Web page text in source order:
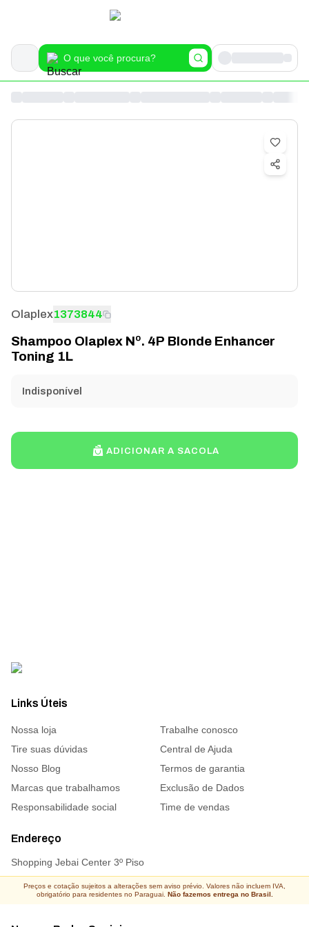
Olaplex1373844
Shampoo Olaplex Nº. 4P Blonde Enhancer
Toning 1L
Indisponível
ADICIONAR A SACOLA
Links Úteis
Nossa loja
Trabalhe conosco
Tire suas dúvidas
Central de Ajuda
Nosso Blog
Termos de garantia
Marcas que trabalhamos
Exclusão de Dados
Responsabilidade social
Time de vendas
Endereço
Shopping Jebai Center 3º Piso
Preços e cotação sujeitos a alterações sem aviso prévio. Valores não incluem IVA,
obrigatório para residentes no Paraguai. Não fazemos entrega no Brasil.